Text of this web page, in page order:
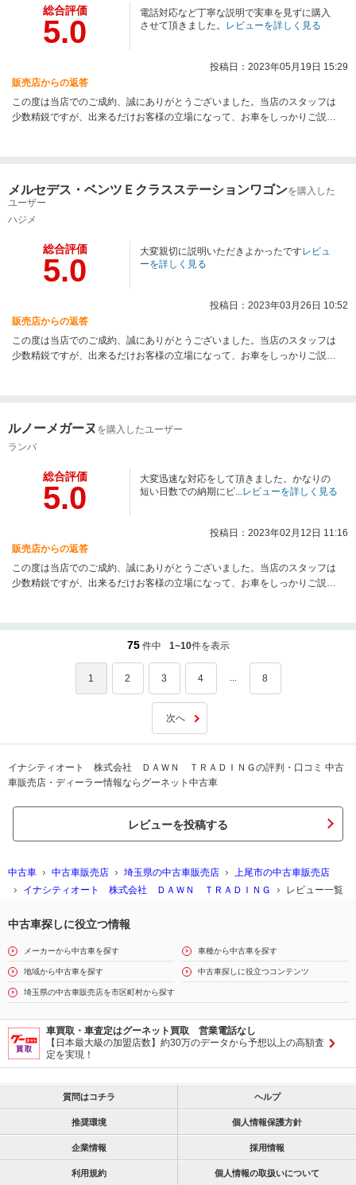
総合評価
5.0
電話対応など丁寧な説明で実車を見ずに購入
させて頂きました。 レビューを詳しく見る
投稿日：2023年05月19日 15:29
販売店からの返答
この度は当店でのご成約、誠にありがとうございました。当店のスタッフは
少数精鋭ですが、出来るだけお客様の立場になって、お車をしっかりご説明
も良質な中古車を、お求め安い価格で提供できるよう努力してまいりますの
メルセデス・ベンツＥクラスステーションワゴンを購入した
ユーザー
ハジメ
総合評価
5.0
大変親切に説明いただきよかったですレビュ
ーを詳しく見る
投稿日：2023年03月26日 10:52
販売店からの返答
この度は当店でのご成約、誠にありがとうございました。当店のスタッフは
少数精鋭ですが、出来るだけお客様の立場になって、お車をしっかりご説明
も良質な中古車を、お求め安い価格で提供できるよう努力してまいりますの
ルノーメガーヌ を購入したユーザー
ランバ
総合評価
5.0
大変迅速な対応をして頂きました。かなりの
短い日数での納期にビ...レビューを詳しく見る
投稿日：2023年02月12日 11:16
販売店からの返答
この度は当店でのご成約、誠にありがとうございました。当店のスタッフは
少数精鋭ですが、出来るだけお客様の立場になって、お車をしっかりご説明
も良質な中古車を、お求め安い価格で提供できるよう努力してまいりますの
で、次のお買い替えの際も、是非よろしくお願い致します。
75 件中 1~10件を表示
1 2 3 4 ... 8
次へ
イナシティオート 株式会社 ＤＡＷＮ ＴＲＡＤＩＮＧの評判・口コミ 中古
車販売店・ディーラー情報ならグーネット中古車
レビューを投稿する
中古車 中古車販売店 埼玉県の中古車販売店
上尾市の中古車販売店
イナシティオート 株式会社 ＤＡＷＮ ＴＲＡＤＩＮＧ
レビュー一覧
中古車探しに役立つ情報
メーカーから中古車を探す 車種から中古車を探す
地域から中古車を探す 中古車探しに役立つコンテンツ
埼玉県の中古車販売店を市区町村から探す
車買取・車査定はグーネット買取 営業電話なし
【日本最大級の加盟店数】約30万のデータから予想以上の高額査
定を実現！
質問はコチラ ヘルプ
推奨環境 個人情報保護方針
企業情報 採用情報
利用規約 個人情報の取扱いについて